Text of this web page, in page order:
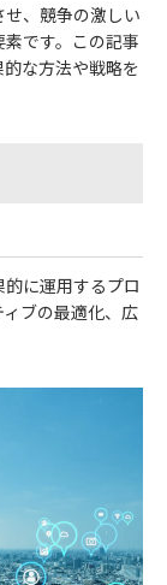
、競争の激しい
です。この記事
な方法や戦略を
に運用するプロ
ブの最適化、広